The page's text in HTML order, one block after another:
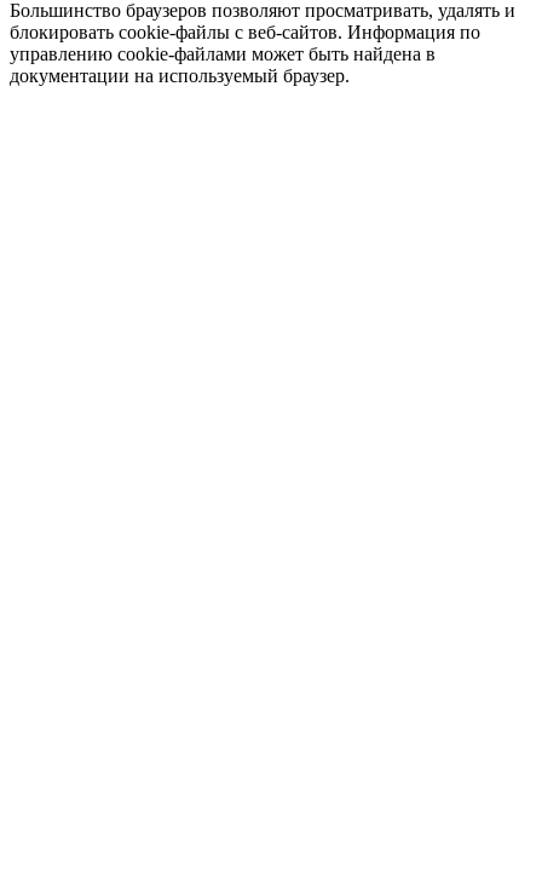
Большинство браузеров позволяют просматривать, удалять и
блокировать cookie-файлы c веб-сайтов. Информация по
управлению cookie-файлами может быть найдена в
документации на используемый браузер.